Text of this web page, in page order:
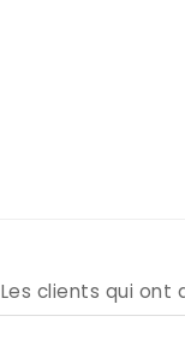
Les clients qui ont